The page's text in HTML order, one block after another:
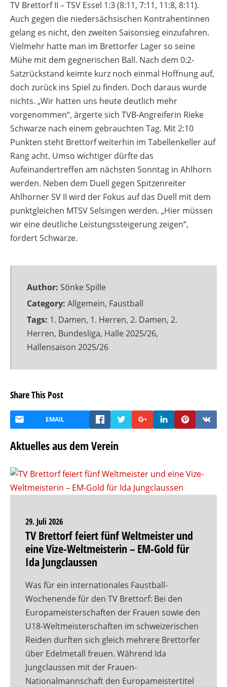
TV Brettorf II – TSV Essel 1:3 (8:11, 7:11, 11:8, 8:11).
Auch gegen die niedersächsischen Kontrahentinnen
gelang es nicht, den zweiten Saisonsieg einzufahren.
Vielmehr hatte man im Brettorfer Lager so seine
Mühe mit dem gegnerischen Ball. Nach dem 0:2-
Satzrückstand keimte kurz noch einmal Hoffnung auf,
doch zurück ins Spiel zu finden. Doch daraus wurde
nichts. „Wir hatten uns heute deutlich mehr
vorgenommen“, ärgerte sich TVB-Angreiferin Rieke
Schwarze nach einem gebrauchten Tag. Mit 2:10
Punkten steht Brettorf weiterhin im Tabellenkeller auf
Rang acht. Umso wichtiger dürfte das
Aufeinandertreffen am nächsten Sonntag in Ahlhorn
werden. Neben dem Duell gegen Spitzenreiter
Ahlhorner SV II wird der Fokus auf das Duell mit dem
punktgleichen MTSV Selsingen werden. „Hier müssen
wir eine deutliche Leistungssteigerung zeigen“,
fordert Schwarze.
Author: Sönke Spille
Category: Allgemein, Faustball
Tags: 1. Damen, 1. Herren, 2. Damen, 2.
Herren, Bundesliga, Halle 2025/26,
Hallensaison 2025/26
Share This Post
EMAIL
Aktuelles aus dem Verein
29. Juli 2026
TV Brettorf feiert fünf Weltmeister und
eine Vize-Weltmeisterin – EM-Gold für
Ida Jungclaussen
Was für ein internationales Faustball-
Wochenende für den TV Brettorf: Bei den
Europameisterschaften der Frauen sowie den
U18-Weltmeisterschaften im schweizerischen
Reiden durften sich gleich mehrere Brettorfer
über Edelmetall freuen. Während Ida
Jungclaussen mit der Frauen-
Nationalmannschaft den Europameistertitel